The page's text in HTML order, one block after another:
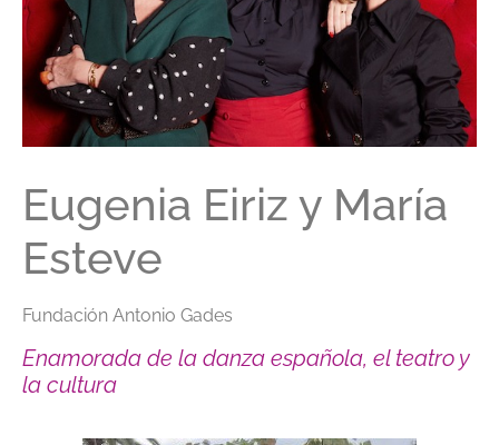
Eugenia Eiriz y María
Esteve
Fundación Antonio Gades
Enamorada de la danza española, el teatro y
la cultura